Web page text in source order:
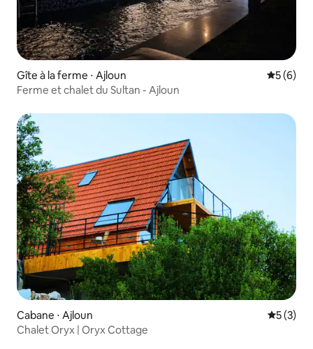
Gîte à la ferme ⋅ Ajloun
5 (6)
Ferme et chalet du Sultan - Ajloun
Cabane ⋅ Ajloun
5 (3)
Chalet Oryx | Oryx Cottage